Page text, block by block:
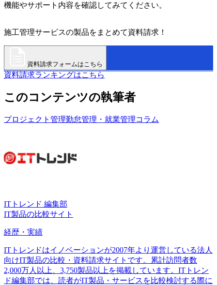
機能やサポート内容を確認してみてください。
施工管理サービスの製品をまとめて資料請求！
資料請求フォームはこちら
資料請求ランキングはこちら
このコンテンツの執筆者
プロジェクト管理勤怠管理・就業管理コラム
ITトレンド 編集部
IT製品の比較サイト
経歴・実績
ITトレンドはイノベーションが2007年より運営している法人
向けIT製品の比較・資料請求サイトです。累計訪問者数
2,000万人以上、3,750製品以上を掲載しています。ITトレン
ド編集部では、読者がIT製品・サービスを比較検討する際に